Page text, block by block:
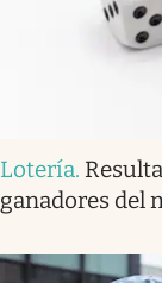
Lotería.
ganadores del